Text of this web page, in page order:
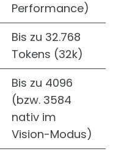
Performance)
Bis zu 32.768
Tokens (32k)
Bis zu 4096
(bzw. 3584
nativ im
Vision-Modus)